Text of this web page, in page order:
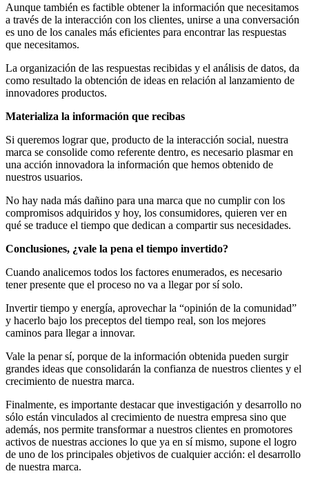
Aunque también es factible obtener la información que necesitamos
a través de la interacción con los clientes, unirse a una conversación
es uno de los canales más eficientes para encontrar las respuestas
que necesitamos.
La organización de las respuestas recibidas y el análisis de datos, da
como resultado la obtención de ideas en relación al lanzamiento de
innovadores productos.
Materializa la información que recibas
Si queremos lograr que, producto de la interacción social, nuestra
marca se consolide como referente dentro, es necesario plasmar en
una acción innovadora la información que hemos obtenido de
nuestros usuarios.
No hay nada más dañino para una marca que no cumplir con los
compromisos adquiridos y hoy, los consumidores, quieren ver en
qué se traduce el tiempo que dedican a compartir sus necesidades.
Conclusiones, ¿vale la pena el tiempo invertido?
Cuando analicemos todos los factores enumerados, es necesario
tener presente que el proceso no va a llegar por sí solo.
Invertir tiempo y energía, aprovechar la “opinión de la comunidad”
y hacerlo bajo los preceptos del tiempo real, son los mejores
caminos para llegar a innovar.
Vale la penar sí, porque de la información obtenida pueden surgir
grandes ideas que consolidarán la confianza de nuestros clientes y el
crecimiento de nuestra marca.
Finalmente, es importante destacar que investigación y desarrollo no
sólo están vinculados al crecimiento de nuestra empresa sino que
además, nos permite transformar a nuestros clientes en promotores
activos de nuestras acciones lo que ya en sí mismo, supone el logro
de uno de los principales objetivos de cualquier acción: el desarrollo
de nuestra marca.